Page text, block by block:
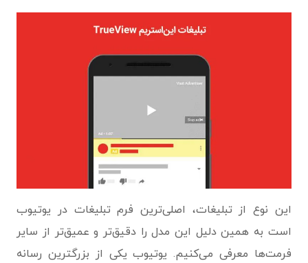
این نوع از تبلیغات، اصلی‌ترین فرم تبلیغات در یوتیوب
است به همین دلیل این مدل را دقیق‌تر و عمیق‌تر از سایر
فرمت‌ها معرفی می‌کنیم. یوتیوب یکی از بزرگترین رسانه